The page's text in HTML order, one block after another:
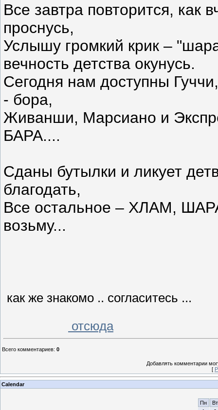
Все завтра повторится, как
проснусь,
Услышу громкий крик –
вечность детства окунусь.
Сегодня нам доступны
- бора,
Живанши, Марсиано и
БАРА....
Cданы бутылки и ликует
благодать,
Все остальное – ХЛАМ,
возьму...
как же знакомо .. согласитесь ...
отсюда
Всего комментариев: 0
Добавлять комментарии
[
Calendar
Пн
Вт